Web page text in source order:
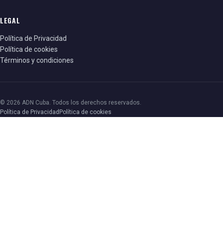
LEGAL
Política de Privacidad
Política de cookies
Términos y condiciones
© 2026 ADN Cuba. Todos los derechos reservados.
Política de Privacidad Política de cookies